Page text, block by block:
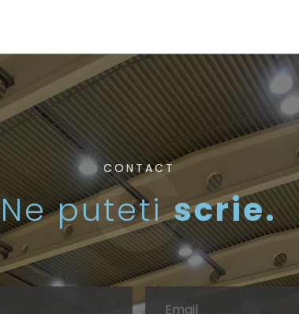
CONTACT
Ne putetiscrie.